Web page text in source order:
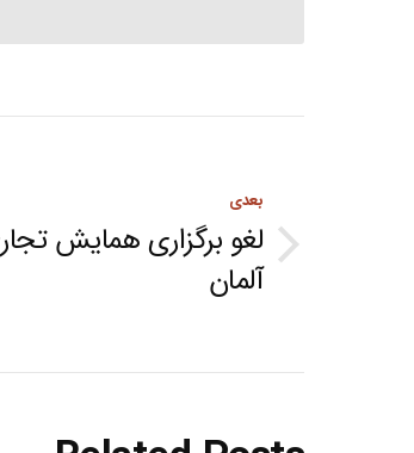
navigation
بعدی
Next
post:
لغو برگزاری همایش
آلمان